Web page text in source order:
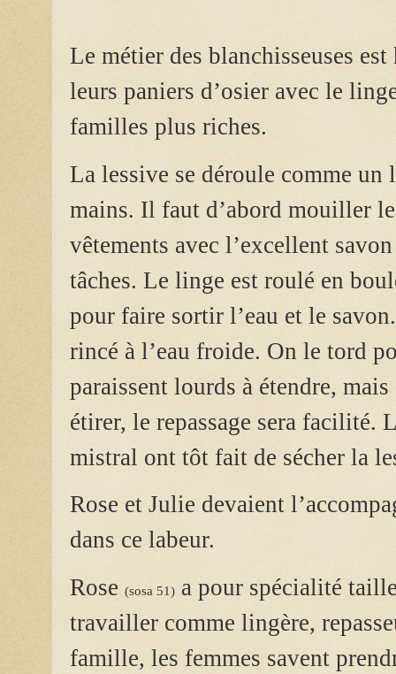
Le métier des blanchisseuses
leurs paniers d’osier avec le
familles plus riches.
La lessive se déroule comme
mains. Il faut d’abord mouiller
vêtements avec l’excellent
tâches. Le linge est roulé en
pour faire sortir l’eau et le
rincé à l’eau froide. On le tord
paraissent lourds à étendre,
étirer, le repassage sera facilité.
mistral ont tôt fait de sécher la
Rose et Julie devaient
dans ce labeur.
Rose (sosa 51) a pour spécialité
travailler comme lingère,
famille, les femmes savent